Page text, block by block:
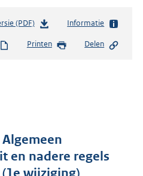
(PDF)b
s
r
o
t
Informatie
Printen Delen
en nadere regels